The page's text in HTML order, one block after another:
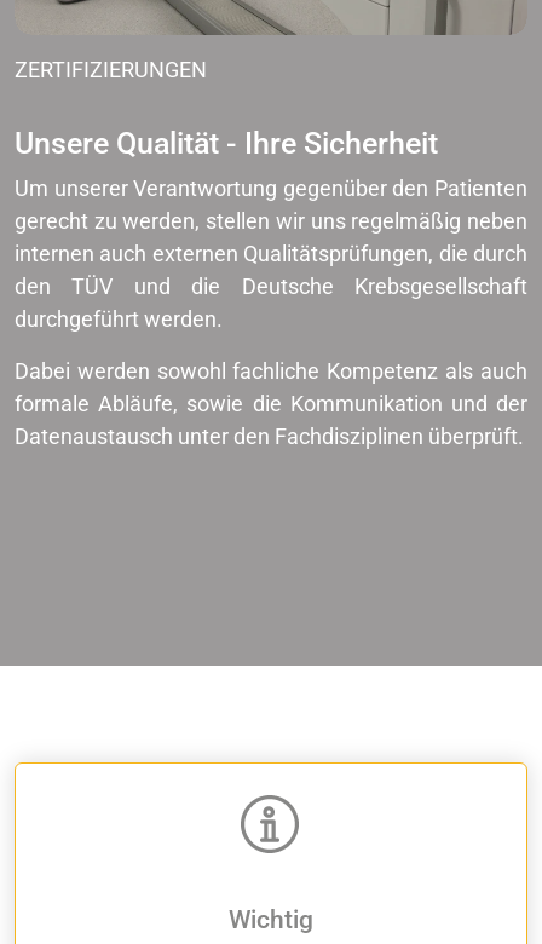
ZERTIFIZIERUNGEN
Unsere Qualität - Ihre Sicherheit
Um unserer Verantwortung gegenüber den Patienten
gerecht zu werden, stellen wir uns regelmäßig neben
internen auch externen Qualitätsprüfungen, die durch
den TÜV und die Deutsche Krebsgesellschaft
durchgeführt werden.
Dabei werden sowohl fachliche Kompetenz als auch
formale Abläufe, sowie die Kommunikation und der
Datenaustausch unter den Fachdisziplinen überprüft.
Wichtig